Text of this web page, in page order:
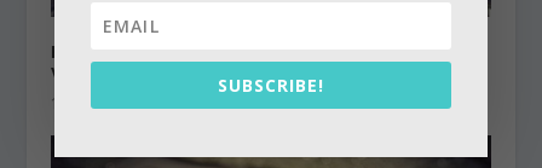
Kryszna tworzy Śjama Kundę | Kartik 2024 ep.21 |
Vaishnavapada Babaji | raganuga bhakti
16 listopada 2024
SUBSCRIBE!